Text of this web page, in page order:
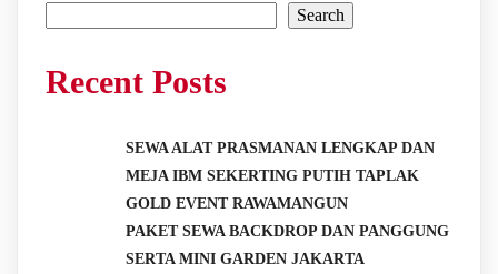
Search
Recent Posts
SEWA ALAT PRASMANAN LENGKAP DAN
MEJA IBM SEKERTING PUTIH TAPLAK
GOLD EVENT RAWAMANGUN
PAKET SEWA BACKDROP DAN PANGGUNG
SERTA MINI GARDEN JAKARTA